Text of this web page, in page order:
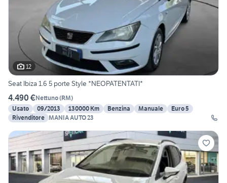
12
Seat Ibiza 1.6 5 porte Style *NEOPATENTATI*
4.490 €Nettuno(RM)
Usato
09/2013 130000 Km Benzina Manuale
Euro 5
Rivenditore MANIA AUTO 23